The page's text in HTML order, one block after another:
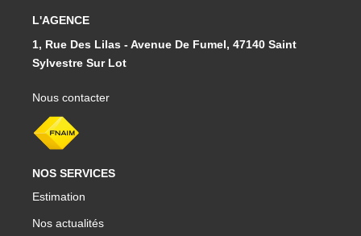
L'AGENCE
1, Rue Des Lilas - Avenue De Fumel, 47140 Saint
Sylvestre Sur Lot
Nous contacter
NOS SERVICES
Estimation
Nos actualités